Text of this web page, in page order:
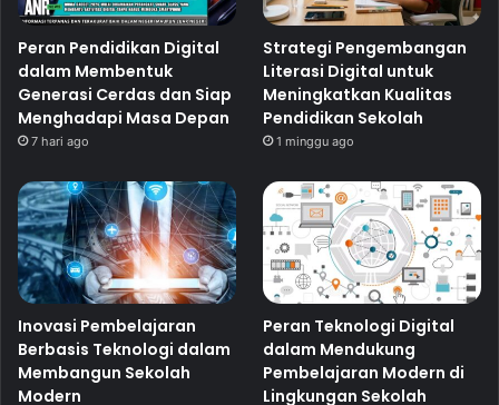
Peran Pendidikan Digital
dalam Membentuk
Generasi Cerdas dan Siap
Menghadapi Masa Depan
7 hari ago
Strategi Pengembangan
Literasi Digital untuk
Meningkatkan Kualitas
Pendidikan Sekolah
1 minggu ago
Inovasi Pembelajaran
Berbasis Teknologi dalam
Membangun Sekolah
Modern
Peran Teknologi Digital
dalam Mendukung
Pembelajaran Modern di
Lingkungan Sekolah